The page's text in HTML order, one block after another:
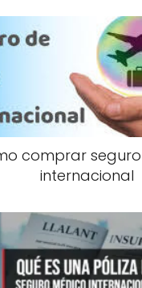
comprar
internacional